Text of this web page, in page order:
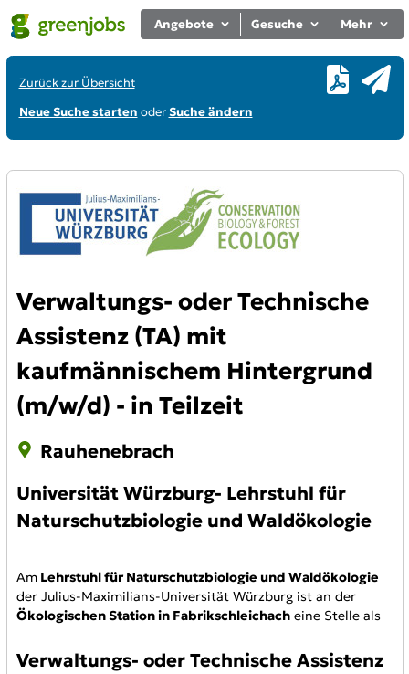
Angebote Gesuche Mehr
Zurück zur Übersicht
Neue Suche starten oderSuche ändern
Verwaltungs- oder Technische
Assistenz (TA) mit
kaufmännischem Hintergrund
(m/w/d) - in Teilzeit
Rauhenebrach
Universität Würzburg- Lehrstuhl für
Naturschutzbiologie und Waldökologie
AmLehrstuhl für Naturschutzbiologie und Waldökologie
der Julius-Maximilians-Universität Würzburg ist an der
Ökologischen Station in Fabrikschleichacheine Stelle als
Verwaltungs- oderTechnische Assistenz